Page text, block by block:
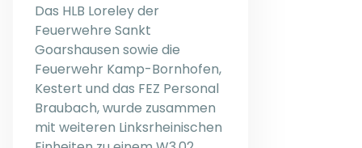
Das HLB Loreley der
Feuerwehre Sankt
Goarshausen sowie die
Feuerwehr Kamp-Bornhofen,
Kestert und das FEZ Personal
Braubach, wurde zusammen
mit weiteren Linksrheinischen